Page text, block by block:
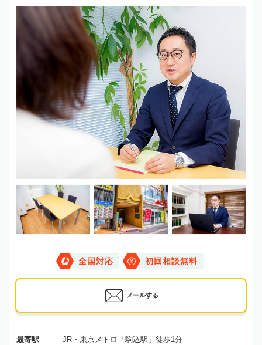
全国対応 初回相談無料
メールする
最寄駅 JR・東京メトロ「駒込駅」徒歩1分